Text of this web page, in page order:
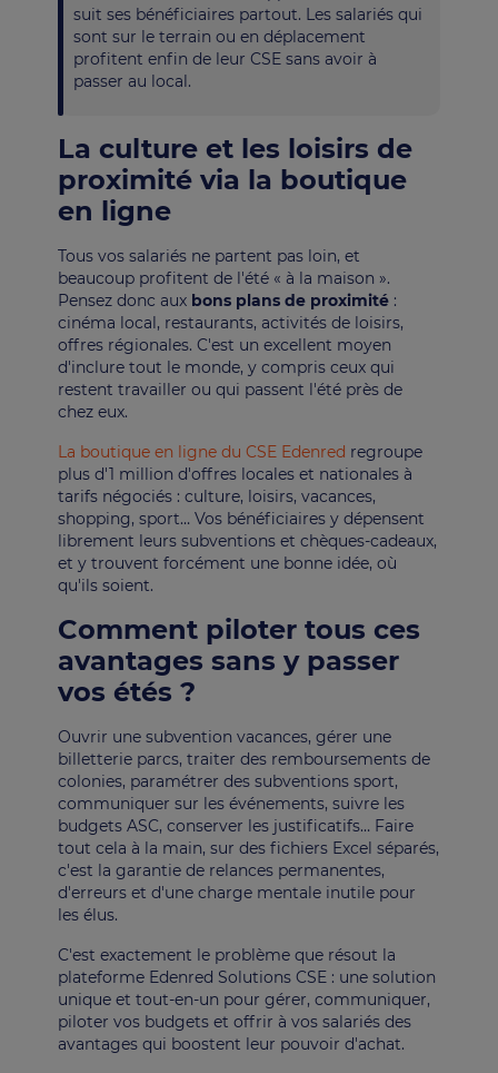
suit ses bénéficiaires partout. Les salariés qui
sont sur le terrain ou en déplacement
profitent enfin de leur CSE sans avoir à
passer au local.
La culture et les loisirs de
proximité via la boutique
en ligne
Tous vos salariés ne partent pas loin, et
beaucoup profitent de l'été « à la maison ».
Pensez donc aux bons plans de proximité :
cinéma local, restaurants, activités de loisirs,
offres régionales. C'est un excellent moyen
d'inclure tout le monde, y compris ceux qui
restent travailler ou qui passent l'été près de
chez eux.
La boutique en ligne du CSE Edenred regroupe
plus d'1 million d'offres locales et nationales à
tarifs négociés : culture, loisirs, vacances,
shopping, sport… Vos bénéficiaires y dépensent
librement leurs subventions et chèques-cadeaux,
et y trouvent forcément une bonne idée, où
qu'ils soient.
Comment piloter tous ces
avantages sans y passer
vos étés ?
Ouvrir une subvention vacances, gérer une
billetterie parcs, traiter des remboursements de
colonies, paramétrer des subventions sport,
communiquer sur les événements, suivre les
budgets ASC, conserver les justificatifs… Faire
tout cela à la main, sur des fichiers Excel séparés,
c'est la garantie de relances permanentes,
d'erreurs et d'une charge mentale inutile pour
les élus.
C'est exactement le problème que résout la
plateforme Edenred Solutions CSE : une solution
unique et tout-en-un pour gérer, communiquer,
piloter vos budgets et offrir à vos salariés des
avantages qui boostent leur pouvoir d'achat.